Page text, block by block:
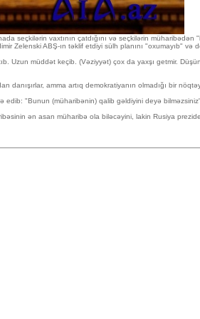
seçkilərin vaxtının çatdığını və seçkilərin
Zelenski ABŞ-ın təklif etdiyi sülh planını "oxumayıb" və
Uzun müddət keçib. (Vəziyyət) çox da yaxşı getmir.
amma artıq demokratiyanın olmadığı bir
edib: "Bunun (müharibənin) qalib gəldiyini deyə bilməzsiniz".
ən asan müharibə ola biləcəyini, lakin Rusiya